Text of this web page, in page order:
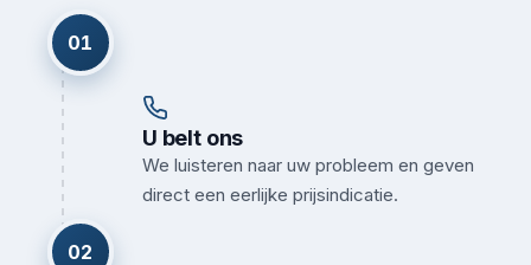
01
U belt ons
We luisteren naar uw probleem en geven
direct een eerlijke prijsindicatie.
02